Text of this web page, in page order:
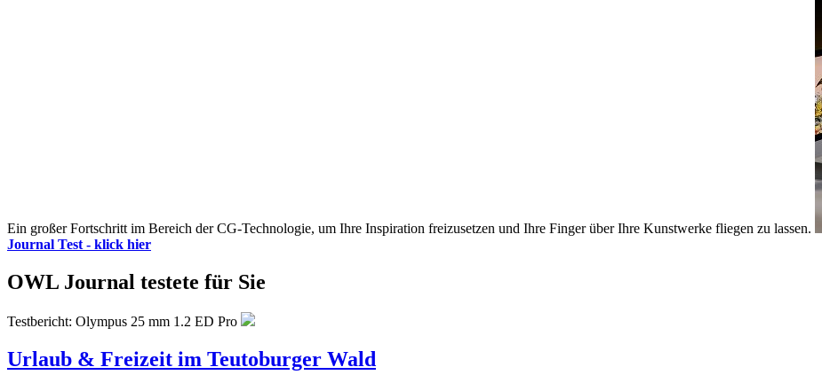
Ein großer Fortschritt im Bereich der CG-Technologie, um Ihre Inspiration freizusetzen und Ihre Finger über Ihre Kunstwerke fliegen zu lassen.
Journal Test - klick hier
OWL Journal testete für Sie
Testbericht: Olympus 25 mm 1.2 ED Pro
Urlaub & Freizeit im Teutoburger Wald